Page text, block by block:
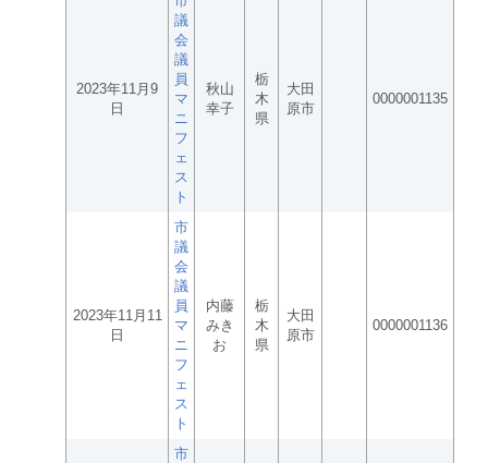
2023年11月9
日
議
会
議
員
マ
ニ
フ
ェ
ス
ト
秋山
幸子
栃
木
県
大田
原市
0000001135
2023年11月11
日
市
議
会
議
員
マ
ニ
フ
ェ
ス
ト
内藤
みき
お
栃
木
県
大田
原市
0000001136
市